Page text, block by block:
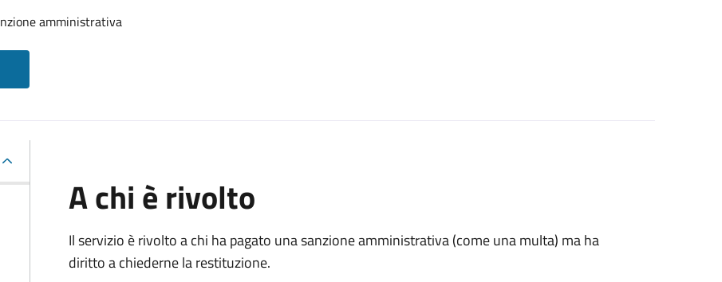
amministrativa
A chi è rivolto
Il servizio è rivolto a chi ha pagato una sanzione amministrativa (come una multa) ma ha
diritto a chiederne la restituzione.